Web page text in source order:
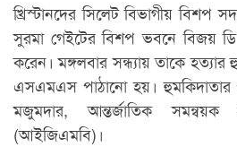
খ্রিস্টানদের সিলেট বিভাগীয় বিশপ
সুরমা গেইটের বিশপ ভবনে বিজয়
করেন। মঙ্গলবার সন্ধ্যায় তাকে
এসএমএস পাঠানো হয়। হুমকিদাতার
মজুমদার, আন্তর্জাতিক সমন্বয়ক
(আইজিএমবি)।